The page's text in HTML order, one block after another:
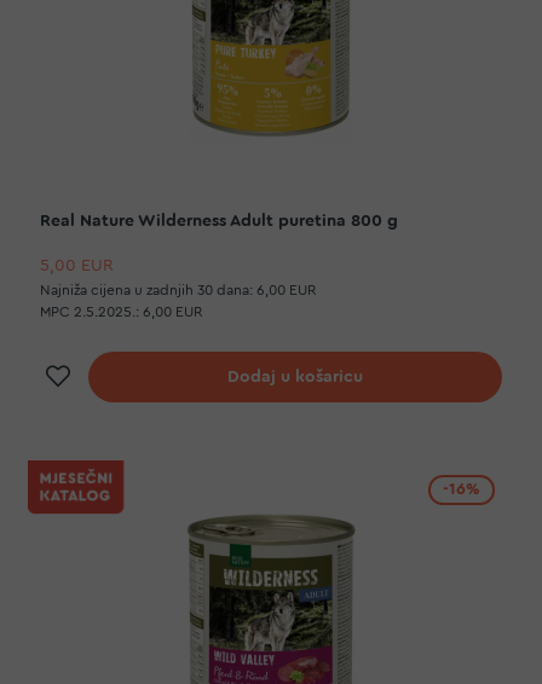
Real Nature Wilderness Adult puretina 800 g
5,00 EUR
Najniža cijena u zadnjih 30 dana: 6,00 EUR
MPC 2.5.2025.: 6,00 EUR
Dodaj na listu želja
Dodaj u košaricu
-16%